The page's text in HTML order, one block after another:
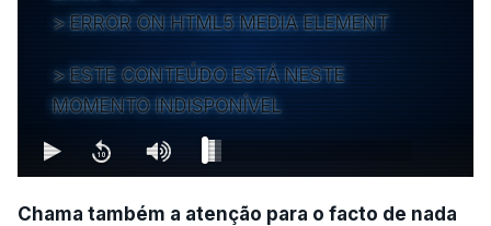
ERROR ON HTML5 MEDIA ELEMENT
ESTE CONTEÚDO ESTÁ NESTE
MOMENTO INDISPONÍVEL
Chama também a atenção para o facto de nada